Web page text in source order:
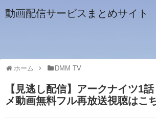
動画配信サービスまとめサイト
ホーム DMM TV
【見逃し配信】アークナイツ1
メ動画無料フル再放送視聴はこ